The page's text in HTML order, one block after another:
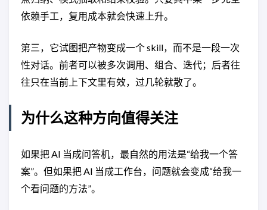
依赖手工，复用成本就会快速上升。
第三，它试图把产物变成一个 skill，而不是一段一次
性对话。前者可以被多次调用、组合、迭代；后者往
往只在当前上下文里有效，过几轮就散了。
为什么这种方向值得关注
如果把 AI 当成问答机，最自然的用法是“给我一个答
案”。但如果把 AI 当成工作台，问题就会变成“给我一
个看问题的方法”。